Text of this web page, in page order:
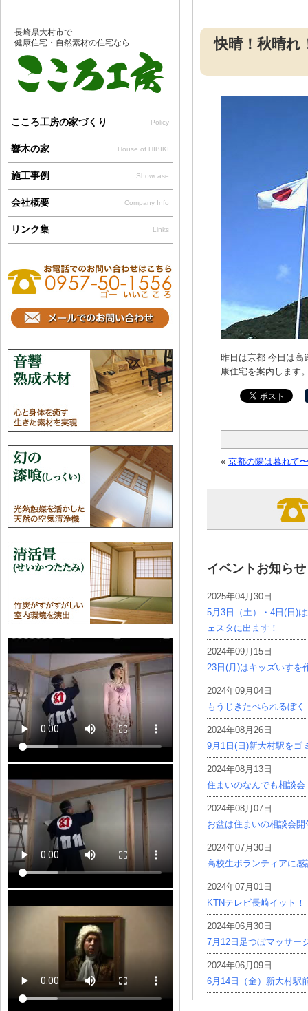
快晴！秋晴れ
昨日は京都 今日は高
康住宅を案内します
« 京都の陽は暮れて
イベントお知らせ
2025年04月30日
5月3日（土）・4日(日)
ェスタに出ます！
2024年09月15日
23日(月)はキッズいすを
2024年09月04日
もうじきたべられるぼく
2024年08月26日
9月1日(日)新大村駅をゴ
2024年08月13日
住まいのなんでも相談会
2024年08月07日
お盆は住まいの相談会開
2024年07月30日
高校生ボランティアに感
2024年07月01日
KTNテレビ長崎イット！
2024年06月30日
7月12日足つぼマッサー
2024年06月09日
6月14日（金）新大村駅
長崎県大村市で
健康住宅・自然素材の住宅なら
こころ工房の家づくり Policy
響木の家 House of HIBIKI
施工事例 Showcase
会社概要 Company Info
リンク集 Links